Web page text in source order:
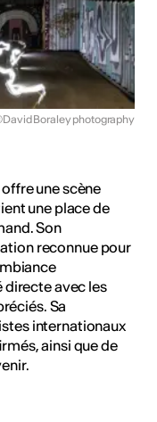
Boraley photography
une scène
une place de
Son
reconnue pour
directe avec les
Sa
internationaux
ainsi que de